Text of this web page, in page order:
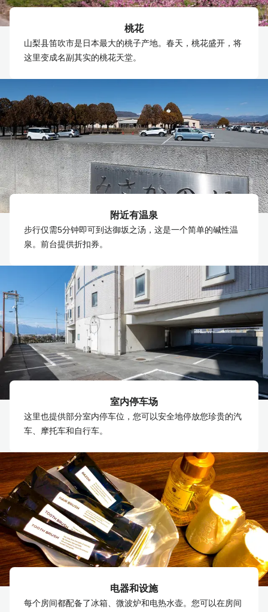
桃花
山梨县笛吹市是日本最大的桃子产地。春天，桃花盛开，将
这里变成名副其实的桃花天堂。
附近有温泉
步行仅需5分钟即可到达御坂之汤，这是一个简单的碱性温
泉。前台提供折扣券。
室内停车场
这里也提供部分室内停车位，您可以安全地停放您珍贵的汽
车、摩托车和自行车。
电器和设施
每个房间都配备了冰箱、微波炉和电热水壶。您可以在房间